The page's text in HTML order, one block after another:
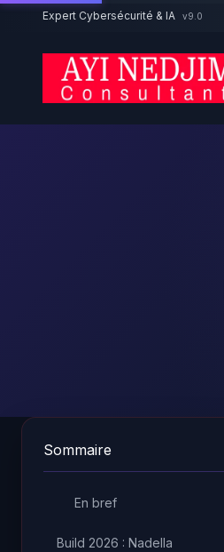
Aller au contenu principal
Expert Cybersécurité & IA v9.0
Sommaire
En bref
Build 2026 : Nadella